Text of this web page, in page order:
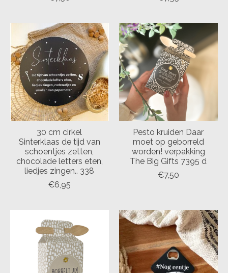
30 cm cirkel
Sinterklaas de tijd van
schoentjes zetten,
chocolade letters eten,
liedjes zingen.. 338
€6,95
Pesto kruiden Daar
moet op geborreld
worden! verpakking
The Big Gifts 7395 d
€7,50